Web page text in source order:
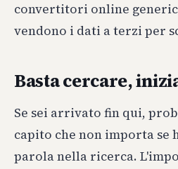
convertitori online
vendono i dati a terzi per
Basta cercare,
Se sei arrivato fin qui,
capito che non importa se
parola nella ricerca.